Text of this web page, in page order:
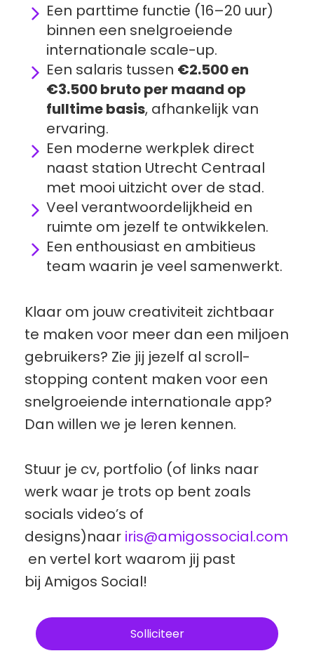
Een parttime functie (16–20 uur)
binnen een snelgroeiende
internationale scale-up.
Een salaris tussen €2.500 en
€3.500 bruto per maand op
fulltime basis, afhankelijk van
ervaring.
Een moderne werkplek direct
naast station Utrecht Centraal
met mooi uitzicht over de stad.
Veel verantwoordelijkheid en
ruimte om jezelf te ontwikkelen.
Een enthousiast en ambitieus
team waarin je veel samenwerkt.
Klaar om jouw creativiteit zichtbaar
te maken voor meer dan een miljoen
gebruikers? Zie jij jezelf al scroll-
stopping content maken voor een
snelgroeiende internationale app?
Dan willen we je leren kennen.
Stuur je cv, portfolio (of links naar
werk waar je trots op bent zoals
socials video’s of
designs)naar iris@amigossocial.com
en vertel kort waarom jij past
bij Amigos Social!
Solliciteer